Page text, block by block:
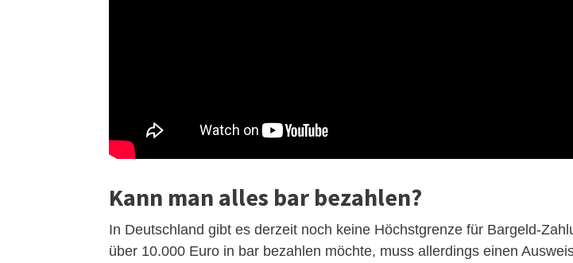
Kann man alles bar bezahlen?
In Deutschland gibt es derzeit noch keine Höchstgrenze für Bargeld-
über 10.000 Euro in bar bezahlen möchte, muss allerdings einen